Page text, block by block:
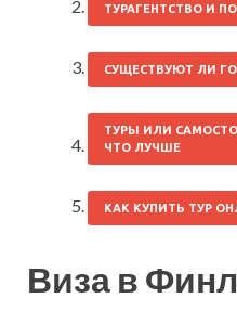
ТУРАГЕНТСТВО И
СУЩЕСТВУЮТ ЛИ
ТУРЫ ИЛИ
ЧТО ЛУЧШЕ
КАК КУПИТЬ ТУР
Виза в